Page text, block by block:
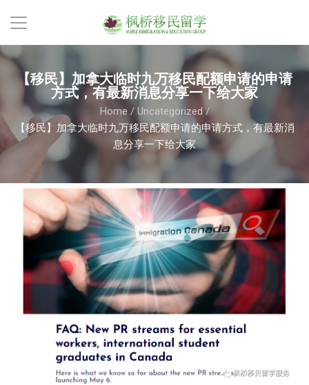
【移民】加拿大临时九万移民配额申请的申请
方式，有最新消息分享一下给大家
Home / Uncategorized/
【移民】加拿大临时九万移民配额申请的申请方式，有最新消
息分享一下给大家